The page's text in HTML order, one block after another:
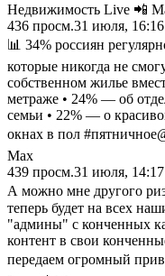
Недвижимость Live 📲
436 просм.31 июля, 16:16
📊 34% россиян
которые никогда не
собственном жилье
метраже • 24% — об
семьи • 22% — о
окнах в пол
Max
439 просм.31 июля, 14:17
А можно мне другого
теперь будет на всех
"админы" с конченных
контент в свои
передаем огромный